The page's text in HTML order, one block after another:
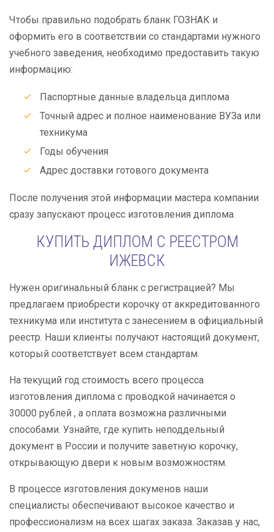
Чтобы правильно подобрать бланк ГОЗНАК и
оформить его в соответствии со стандартами нужного
учебного заведения, необходимо предоставить такую
информацию:
Паспортные данные владельца диплома
Точный адрес и полное наименование ВУЗа или
техникума
Годы обучения
Адрес доставки готового документа
После получения этой информации мастера компании
сразу запускают процесс изготовления диплома.
КУПИТЬ ДИПЛОМ С РЕЕСТРОМ
ИЖЕВСК
Нужен оригинальный бланк с регистрацией? Мы
предлагаем приобрести корочку от аккредитованного
техникума или института с занесением в официальный
реестр. Наши клиенты получают настоящий документ,
который соответствует всем стандартам.
На текущий год стоимость всего процесса
изготовления диплома с проводкой начинается о
30000 рублей , а оплата возможна различными
способами. Узнайте, где купить неподдельный
документ в России и получите заветную корочку,
открывающую двери к новым возможностям.
В процессе изготовления докуменов наши
специалисты обеспечивают высокое качество и
профессионализм на всех шагах заказа. Заказав у нас,